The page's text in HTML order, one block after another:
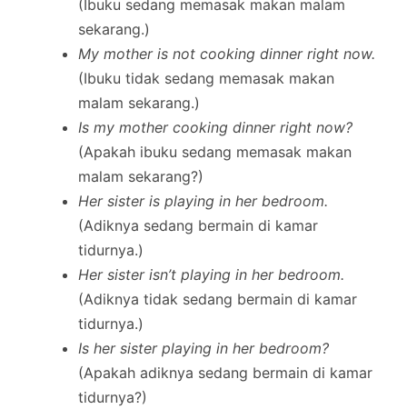
(Ibuku sedang memasak makan malam
sekarang.)
My mother is not cooking dinner right now.
(Ibuku tidak sedang memasak makan
malam sekarang.)
Is my mother cooking dinner right now?
(Apakah ibuku sedang memasak makan
malam sekarang?)
Her sister is playing in her bedroom.
(Adiknya sedang bermain di kamar
tidurnya.)
Her sister isn’t playing in her bedroom.
(Adiknya tidak sedang bermain di kamar
tidurnya.)
Is her sister playing in her bedroom?
(Apakah adiknya sedang bermain di kamar
tidurnya?)